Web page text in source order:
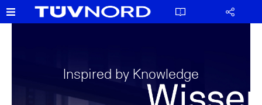
Inspired by Knowledge